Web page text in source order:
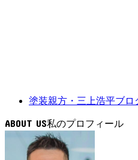
塗装親方・三上浩平ブロ
ABOUT US